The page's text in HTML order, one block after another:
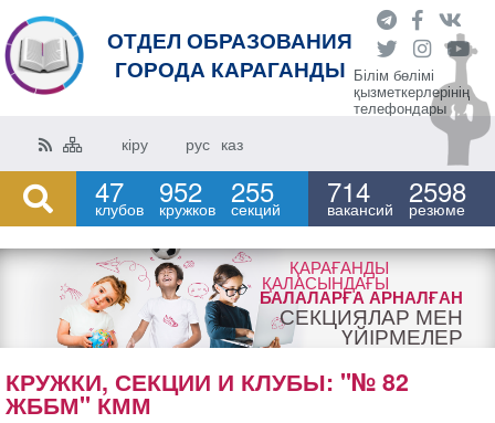
ОТДЕЛ ОБРАЗОВАНИЯ
ГОРОДА КАРАГАНДЫ Білім бөлімі
қызметкерлерінің
телефондары
кіру рус каз
47
клубов 952
кружков 255
секций 714
вакансий 2598
резюме
ҚАРАҒАНДЫ
ҚАЛАСЫНДАҒЫ
БАЛАЛАРҒА АРНАЛҒАН
СЕКЦИЯЛАР МЕН
ҮЙІРМЕЛЕР
КРУЖКИ, СЕКЦИИ И КЛУБЫ: "№ 82
ЖББМ" КММ